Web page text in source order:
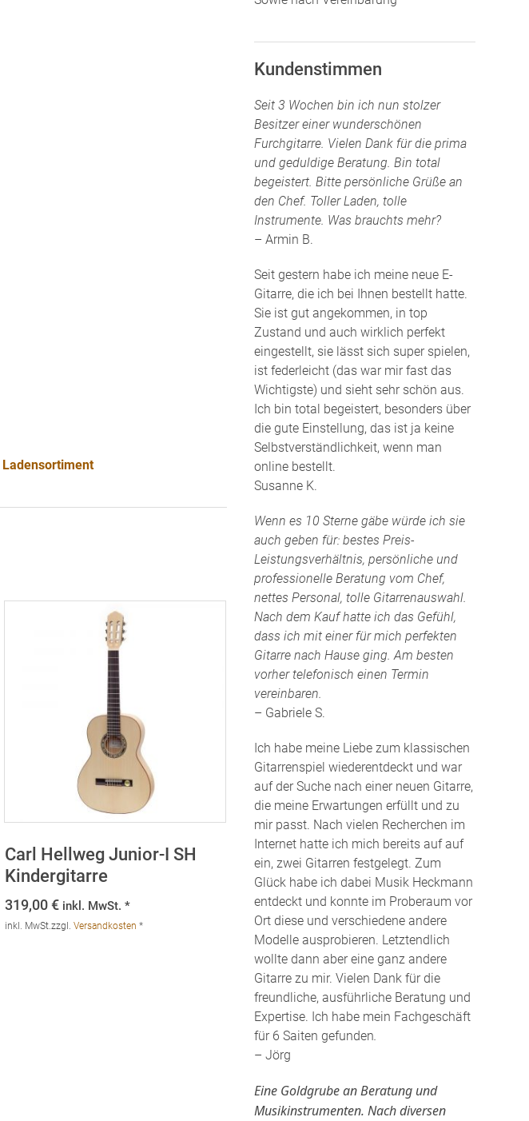
Ladensortiment
Carl Hellweg Junior-I SH
Kindergitarre
319,00€ inkl. MwSt. *
inkl. MwSt.zzgl.Versandkosten *
Kundenstimmen
Seit 3 Wochen bin ich nun stolzer
Besitzer einer wunderschönen
Furchgitarre. Vielen Dank für die prima
und geduldige Beratung. Bin total
begeistert. Bitte persönliche Grüße an
den Chef. Toller Laden, tolle
Instrumente. Was brauchts mehr?
– Armin B.
Seit gestern habe ich meine neue E-
Gitarre, die ich bei Ihnen bestellt hatte.
Sie ist gut angekommen, in top
Zustand und auch wirklich perfekt
eingestellt, sie lässt sich super spielen,
ist federleicht (das war mir fast das
Wichtigste) und sieht sehr schön aus.
Ich bin total begeistert, besonders über
die gute Einstellung, das ist ja keine
Selbstverständlichkeit, wenn man
online bestellt.
Susanne K.
Wenn es 10 Sterne gäbe würde ich sie
auch geben für: bestes Preis-
Leistungsverhältnis, persönliche und
professionelle Beratung vom Chef,
nettes Personal, tolle Gitarrenauswahl.
Nach dem Kauf hatte ich das Gefühl,
dass ich mit einer für mich perfekten
Gitarre nach Hause ging. Am besten
vorher telefonisch einen Termin
vereinbaren.
– Gabriele S.
Ich habe meine Liebe zum klassischen
Gitarrenspiel wiederentdeckt und war
auf der Suche nach einer neuen Gitarre,
die meine Erwartungen erfüllt und zu
mir passt. Nach vielen Recherchen im
Internet hatte ich mich bereits auf auf
ein, zwei Gitarren festgelegt. Zum
Glück habe ich dabei Musik Heckmann
entdeckt und konnte im Proberaum vor
Ort diese und verschiedene andere
Modelle ausprobieren. Letztendlich
wollte dann aber eine ganz andere
Gitarre zu mir. Vielen Dank für die
freundliche, ausführliche Beratung und
Expertise. Ich habe mein Fachgeschäft
für 6 Saiten gefunden.
– Jörg
Eine Goldgrube an Beratung und
Musikinstrumenten. Nach diversen